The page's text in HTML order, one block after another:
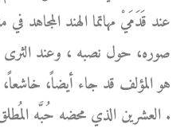
عند قَدَمَيْ مهاتما الهند المجاهد
صوره، حول نصبه ، وعند
هو المؤلف قد جاء أيضاً،
العشرين الذي محضه حُبَّه المُطلق دون أي منازع .